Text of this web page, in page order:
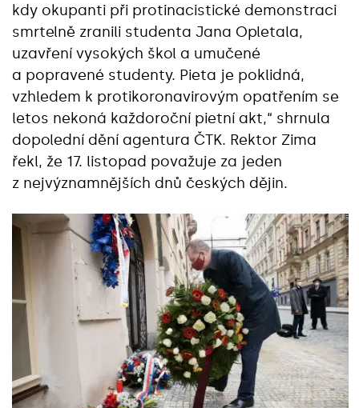
kdy okupanti při protinacistické demonstraci
smrtelně zranili studenta Jana Opletala,
uzavření vysokých škol a umučené
a popravené studenty. Pieta je poklidná,
vzhledem k protikoronavirovým opatřením se
letos nekoná každoroční pietní akt,“ shrnula
dopolední dění agentura ČTK. Rektor Zima
řekl, že 17. listopad považuje za jeden
z nejvýznamnějších dnů českých dějin.